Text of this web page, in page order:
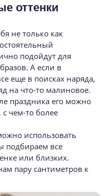
оттенки
не только как
подойдут для
А если в
еще в поисках наряда,
на что-то малиновое.
праздника его можно
с чем-то более
использовать
подбираем все
или близких.
пару сантиметров к